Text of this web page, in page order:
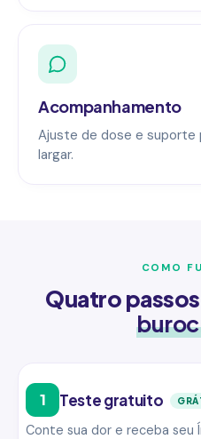
Acompanhamento
Ajuste de dose e suporte
largar.
COMO
Quatro
1 Teste gratuito
Conte sua dor e receba seu